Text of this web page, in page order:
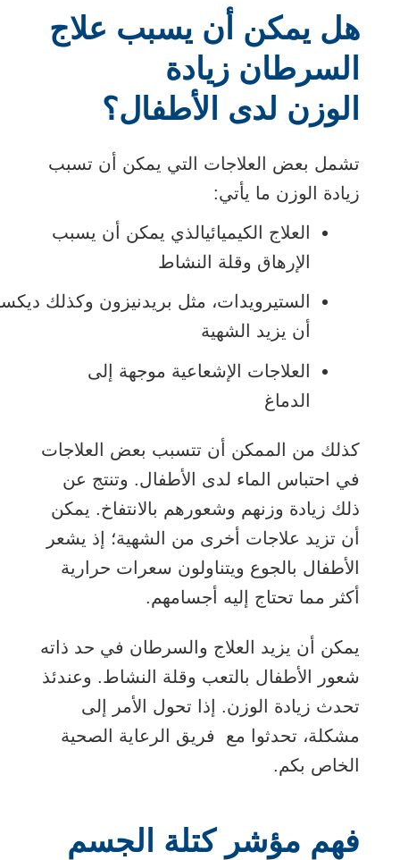
هل يمكن أن يسبب علاج
السرطان زيادة
الوزن لدى الأطفال؟
تشمل بعض العلاجات التي يمكن أن تسبب
زيادة الوزن ما يأتي:
العلاج الكيميائيالذي يمكن أن يسبب
الإرهاق وقلة النشاط
الستيرويدات، مثل بريدنيزون وكذلك
أن يزيد الشهية
العلاجات الإشعاعية موجهة إلى
الدماغ
كذلك من الممكن أن تتسبب بعض العلاجات
في احتباس الماء لدى الأطفال. وتنتج عن
ذلك زيادة وزنهم وشعورهم بالانتفاخ. يمكن
أن تزيد علاجات أخرى من الشهية؛ إذ يشعر
الأطفال بالجوع ويتناولون سعرات حرارية
أكثر مما تحتاج إليه أجسامهم.
يمكن أن يزيد العلاج والسرطان في حد ذاته
شعور الأطفال بالتعب وقلة النشاط. وعندئذ
تحدث زيادة الوزن. إذا تحول الأمر إلى
مشكلة، تحدثوا مع فريق الرعاية الصحية
الخاص بكم.
فهم مؤشر كتلة الجسم